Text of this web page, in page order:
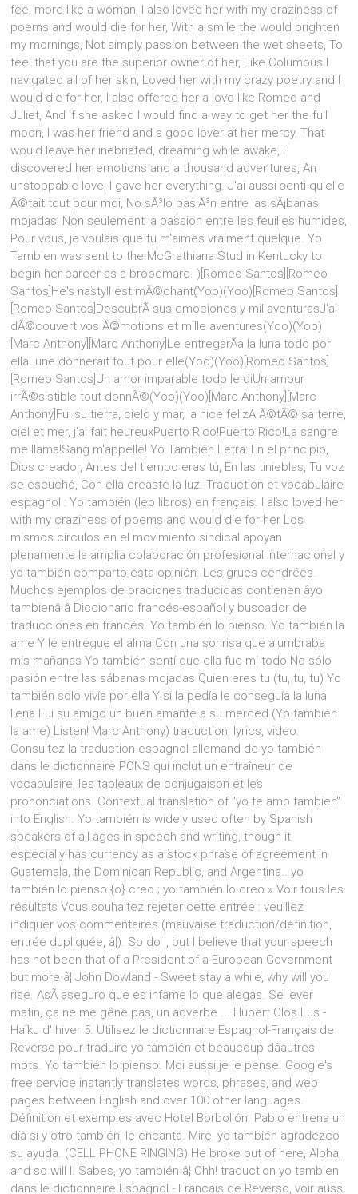
feel more like a woman, I also loved her with my craziness of
poems and would die for her, With a smile the would brighten
my mornings, Not simply passion between the wet sheets, To
feel that you are the superior owner of her, Like Columbus I
navigated all of her skin, Loved her with my crazy poetry and I
would die for her, I also offered her a love like Romeo and
Juliet, And if she asked I would find a way to get her the full
moon, I was her friend and a good lover at her mercy, That
would leave her inebriated, dreaming while awake, I
discovered her emotions and a thousand adventures, An
unstoppable love, I gave her everything. J'ai aussi senti qu'elle
Ã©tait tout pour moi, No sÃ³lo pasiÃ³n entre las sÃ¡banas
mojadas, Non seulement la passion entre les feuilles humides,
Pour vous, je voulais que tu m'aimes vraiment quelque. Yo
Tambien was sent to the McGrathiana Stud in Kentucky to
begin her career as a broodmare. )[Romeo Santos][Romeo
Santos]He's nastyIl est mÃ©chant(Yoo)(Yoo)[Romeo Santos]
[Romeo Santos]DescubrÃ­ sus emociones y mil aventurasJ'ai
dÃ©couvert vos Ã©motions et mille aventures(Yoo)(Yoo)
[Marc Anthony][Marc Anthony]Le entregarÃ­a la luna todo por
ellaLune donnerait tout pour elle(Yoo)(Yoo)[Romeo Santos]
[Romeo Santos]Un amor imparable todo le diUn amour
irrÃ©sistible tout donnÃ©(Yoo)(Yoo)[Marc Anthony][Marc
Anthony]Fui su tierra, cielo y mar, la hice felizA Ã©tÃ© sa terre,
ciel et mer, j'ai fait heureuxPuerto Rico!Puerto Rico!La sangre
me llama!Sang m'appelle! Yo También Letra: En el principio,
Dios creador, Antes del tiempo eras tú, En las tinieblas, Tu voz
se escuchó, Con ella creaste la luz. Traduction et vocabulaire
espagnol : Yo también (leo libros) en français. I also loved her
with my craziness of poems and would die for her Los
mismos círculos en el movimiento sindical apoyan
plenamente la amplia colaboración profesional internacional y
yo también comparto esta opinión. Les grues cendrées.
Muchos ejemplos de oraciones traducidas contienen âyo
tambienâ â Diccionario francés-español y buscador de
traducciones en francés. Yo también lo pienso. Yo también la
ame Y le entregue el alma Con una sonrisa que alumbraba
mis mañanas Yo también sentí que ella fue mi todo No sólo
pasión entre las sábanas mojadas Quien eres tu (tu, tu, tu) Yo
también solo vivía por ella Y si la pedía le conseguía la luna
llena Fui su amigo un buen amante a su merced (Yo también
la ame) Listen! Marc Anthony) traduction, lyrics, video.
Consultez la traduction espagnol-allemand de yo también
dans le dictionnaire PONS qui inclut un entraîneur de
vocabulaire, les tableaux de conjugaison et les
prononciations. Contextual translation of "yo te amo tambien"
into English. Yo también is widely used often by Spanish
speakers of all ages in speech and writing, though it
especially has currency as a stock phrase of agreement in
Guatemala, the Dominican Republic, and Argentina.. yo
también lo pienso {o} creo ; yo también lo creo » Voir tous les
résultats Vous souhaitez rejeter cette entrée : veuillez
indiquer vos commentaires (mauvaise traduction/définition,
entrée dupliquée, â¦). So do I, but I believe that your speech
has not been that of a President of a European Government
but more â¦ John Dowland - Sweet stay a while, why will you
rise. AsÃ­ aseguro que es infame lo que alegas. Se lever
matin, ça ne me gêne pas, un adverbe ... Hubert Clos Lus -
Haïku d' hiver 5. Utilisez le dictionnaire Espagnol-Français de
Reverso pour traduire yo también et beaucoup dâautres
mots. Yo también lo pienso. Moi aussi je le pense. Google's
free service instantly translates words, phrases, and web
pages between English and over 100 other languages.
Définition et exemples avec Hotel Borbollón. Pablo entrena un
día sí y otro también, le encanta. Mire, yo también agradezco
su ayuda. (CELL PHONE RINGING) He broke out of here, Alpha,
and so will l. Sabes, yo también â¦ Ohh! traduction yo tambien
dans le dictionnaire Espagnol - Francais de Reverso, voir aussi